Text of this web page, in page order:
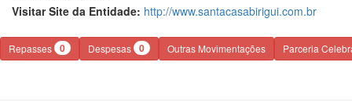
Visitar Site da Entidade: http://www.santacasabirigui.com.br
Repasses 0 Despesas 0 Outras Movimentações Parceria